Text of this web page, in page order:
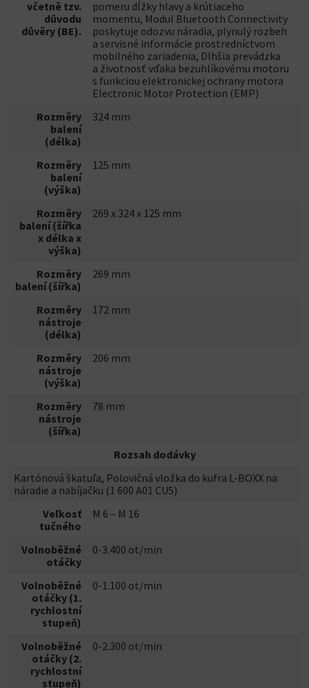
včetně tzv.
důvodu
důvěry (BE).
pomeru dĺžky hlavy a krútiaceho
momentu, Modul Bluetooth Connectivity
poskytuje odozvu náradia, plynulý rozbeh
a servisné informácie prostredníctvom
mobilného zariadenia, Dlhšia prevádzka
a životnosť vďaka bezuhlíkovému motoru
s funkciou elektronickej ochrany motora
Electronic Motor Protection (EMP)
Rozměry
balení
(délka)
324 mm
Rozměry
balení
(výška)
125 mm
Rozměry
balení (šířka
x délka x
výška)
269 x 324 x 125 mm
Rozměry
balení (šířka)
269 mm
Rozměry
nástroje
(délka)
172 mm
Rozměry
nástroje
(výška)
206 mm
Rozměry
nástroje
(šířka)
78 mm
Rozsah dodávky
Kartónová škatuľa, Polovičná vložka do kufra L-BOXX na
náradie a nabíjačku (1 600 A01 CU5)
Veľkosť
tučného
M 6 – M 16
Volnoběžné
otáčky
0-3.400 ot/min
Volnoběžné
otáčky (1.
rychlostní
stupeň)
0-1.100 ot/min
Volnoběžné
otáčky (2.
rychlostní
stupeň)
0-2.300 ot/min